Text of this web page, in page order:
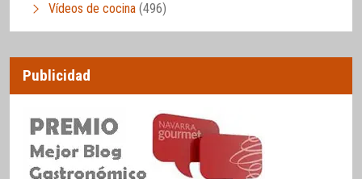
Vídeos de cocina (496)
Publicidad